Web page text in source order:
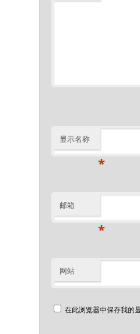
显示名称
*
邮箱
*
网站
在此浏览器中保存我的